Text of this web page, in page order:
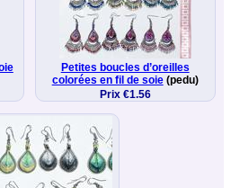
Petites boucles d’oreilles
colorées en fil de soie(pedu)
Prix €1.56